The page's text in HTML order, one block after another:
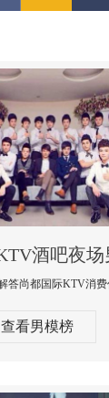
查看男模榜